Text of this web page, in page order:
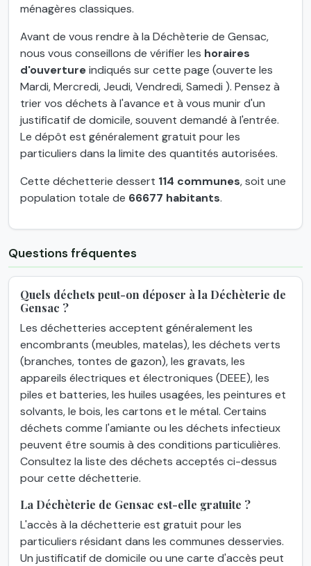
ménagères classiques.
Avant de vous rendre à la Déchèterie de Gensac,
nous vous conseillons de vérifier les horaires
d'ouvertureindiqués sur cette page (ouverte les
Mardi, Mercredi, Jeudi, Vendredi, Samedi ). Pensez à
trier vos déchets à l'avance et à vous munir d'un
justificatif de domicile, souvent demandé à l'entrée.
Le dépôt est généralement gratuit pour les
particuliers dans la limite des quantités autorisées.
Cette déchetterie dessert 114 communes, soit une
population totale de 66677 habitants.
Questions fréquentes
Quels déchets peut-on déposer à la Déchèterie de
Gensac ?
Les déchetteries acceptent généralement les
encombrants (meubles, matelas), les déchets verts
(branches, tontes de gazon), les gravats, les
appareils électriques et électroniques (DEEE), les
piles et batteries, les huiles usagées, les peintures et
solvants, le bois, les cartons et le métal. Certains
déchets comme l'amiante ou les déchets infectieux
peuvent être soumis à des conditions particulières.
Consultez la liste des déchets acceptés ci-dessus
pour cette déchetterie.
La Déchèterie de Gensac est-elle gratuite ?
L'accès à la déchetterie est gratuit pour les
particuliers résidant dans les communes desservies.
Un justificatif de domicile ou une carte d'accès peut